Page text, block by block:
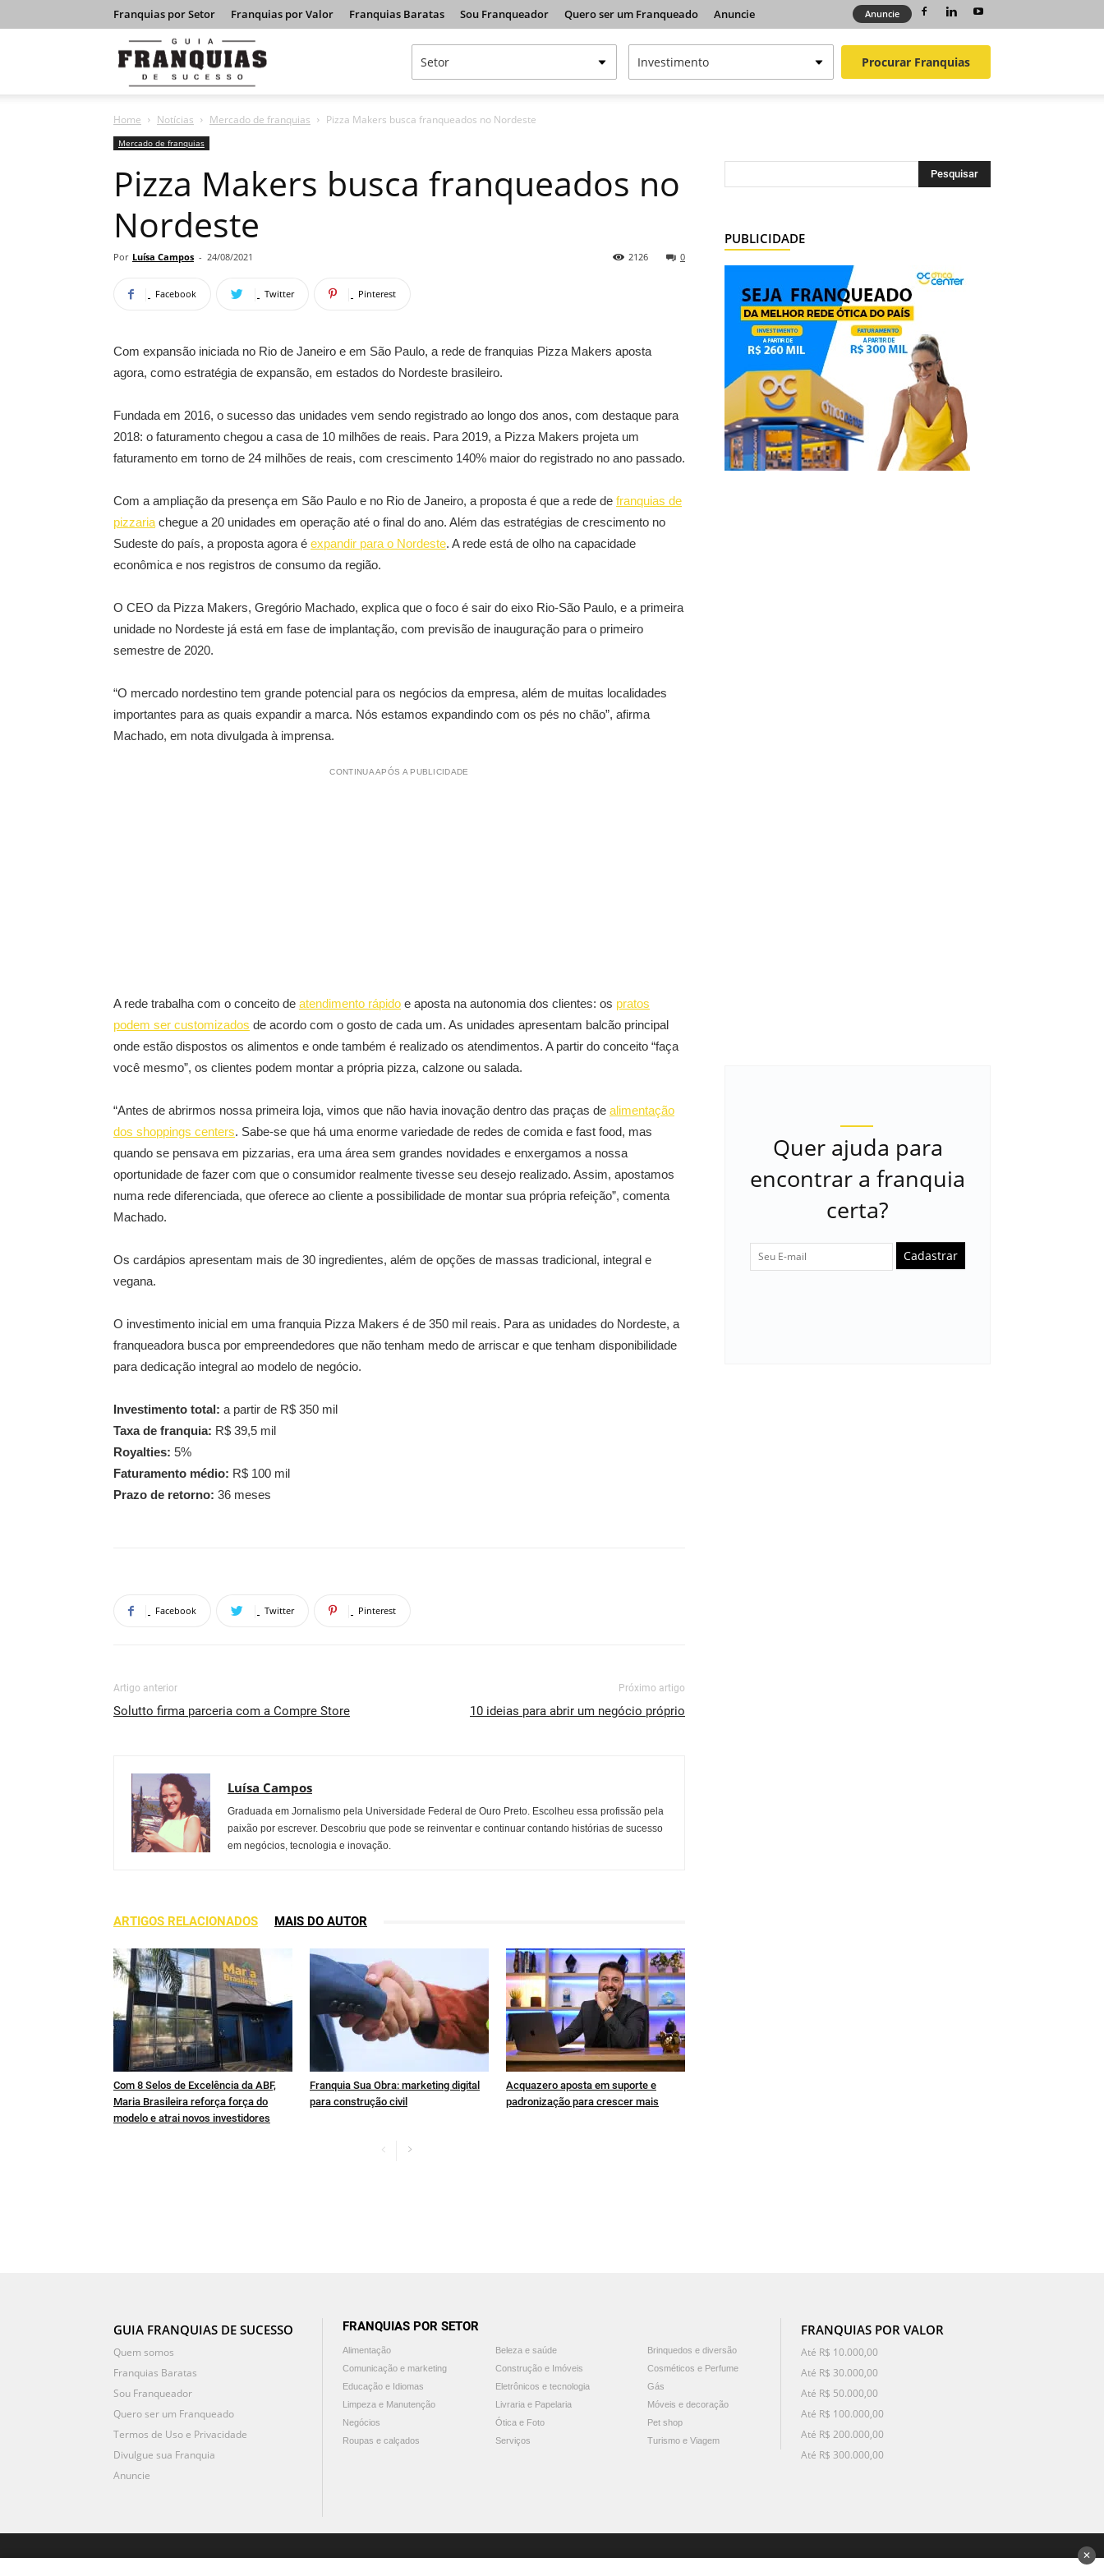
Franquias por Setor Franquias por Valor Franquias Baratas Sou Franqueador Quero ser um Franqueado Anuncie Anuncie
Franquias
de
Procurar Franquias
Home Notícias Mercado de franquias Pizza Makers busca franqueados no Nordeste
Mercado de franquias
Pizza Makers busca franqueados no
Nordeste
Por Luísa Campos - 24/08/2021 0
2126
Facebook Twitter Pinterest
Com expansão iniciada no Rio de Janeiro e em São Paulo, a rede de franquias Pizza Makers aposta
agora, como estratégia de expansão, em estados do Nordeste brasileiro.
Fundada em 2016, o sucesso das unidades vem sendo registrado ao longo dos anos, com destaque para
2018: o faturamento chegou a casa de 10 milhões de reais. Para 2019, a Pizza Makers projeta um
faturamento em torno de 24 milhões de reais, com crescimento 140% maior do registrado no ano passado.
Com a ampliação da presença em São Paulo e no Rio de Janeiro, a proposta é que a rede de franquias de
pizzaria chegue a 20 unidades em operação até o final do ano. Além das estratégias de crescimento no
Sudeste do país, a proposta agora é expandir para o Nordeste. A rede está de olho na capacidade
econômica e nos registros de consumo da região.
O CEO da Pizza Makers, Gregório Machado, explica que o foco é sair do eixo Rio-São Paulo, e a primeira
unidade no Nordeste já está em fase de implantação, com previsão de inauguração para o primeiro
semestre de 2020.
“O mercado nordestino tem grande potencial para os negócios da empresa, além de muitas localidades
importantes para as quais expandir a marca. Nós estamos expandindo com os pés no chão”, afirma
Machado, em nota divulgada à imprensa.
CONTINUA APÓS A PUBLICIDADE
A rede trabalha com o conceito de atendimento rápido e aposta na autonomia dos clientes: os pratos
podem ser customizados de acordo com o gosto de cada um. As unidades apresentam balcão principal
onde estão dispostos os alimentos e onde também é realizado os atendimentos. A partir do conceito “faça
você mesmo”, os clientes podem montar a própria pizza, calzone ou salada.
“Antes de abrirmos nossa primeira loja, vimos que não havia inovação dentro das praças de alimentação
dos shoppings centers. Sabe-se que há uma enorme variedade de redes de comida e fast food, mas
quando se pensava em pizzarias, era uma área sem grandes novidades e enxergamos a nossa
oportunidade de fazer com que o consumidor realmente tivesse seu desejo realizado. Assim, apostamos
numa rede diferenciada, que oferece ao cliente a possibilidade de montar sua própria refeição”, comenta
Machado.
Os cardápios apresentam mais de 30 ingredientes, além de opções de massas tradicional, integral e
vegana.
O investimento inicial em uma franquia Pizza Makers é de 350 mil reais. Para as unidades do Nordeste, a
franqueadora busca por empreendedores que não tenham medo de arriscar e que tenham disponibilidade
para dedicação integral ao modelo de negócio.
Investimento total: a partir de R$ 350 mil
Taxa de franquia: R$ 39,5 mil
Royalties: 5%
Faturamento médio: R$ 100 mil
Prazo de retorno: 36 meses
Facebook Twitter Pinterest
Artigo anterior
Solutto firma parceria com a Compre Store
Próximo artigo
10 ideias para abrir um negócio próprio
Luísa Campos
Graduada em Jornalismo pela Universidade Federal de Ouro Preto. Escolheu essa profissão pela
paixão por escrever. Descobriu que pode se reinventar e continuar contando histórias de sucesso
em negócios, tecnologia e inovação.
ARTIGOS RELACIONADOS MAIS DO AUTOR
Com 8 Selos de Excelência da ABF,
Maria Brasileira reforça força do
modelo e atrai novos investidores
Franquia Sua Obra: marketing digital
para construção civil
Acquazero aposta em suporte e
padronização para crescer mais
PUBLICIDADE
Quer ajuda para
encontrar a franquia
certa?
Cadastrar
GUIA FRANQUIAS DE SUCESSO
Quem somos
Franquias Baratas
Sou Franqueador
Quero ser um Franqueado
Termos de Uso e Privacidade
Divulgue sua Franquia
Anuncie
FRANQUIAS POR SETOR
Alimentação Beleza e saúde
Brinquedos e diversão
Comunicação e marketing
Construção e Imóveis
Cosméticos e Perfume
Educação e Idiomas
Eletrônicos e tecnologia
Gás
Limpeza e Manutenção
Livraria e Papelaria
Móveis e decoração
Negócios
Ótica e Foto
Pet shop
Roupas e calçados
Serviços Turismo e Viagem
FRANQUIAS POR VALOR
Até R$ 10.000,00
Até R$ 30.000,00
Até R$ 50.000,00
Até R$ 100.000,00
Até R$ 200.000,00
Até R$ 300.000,00
✕